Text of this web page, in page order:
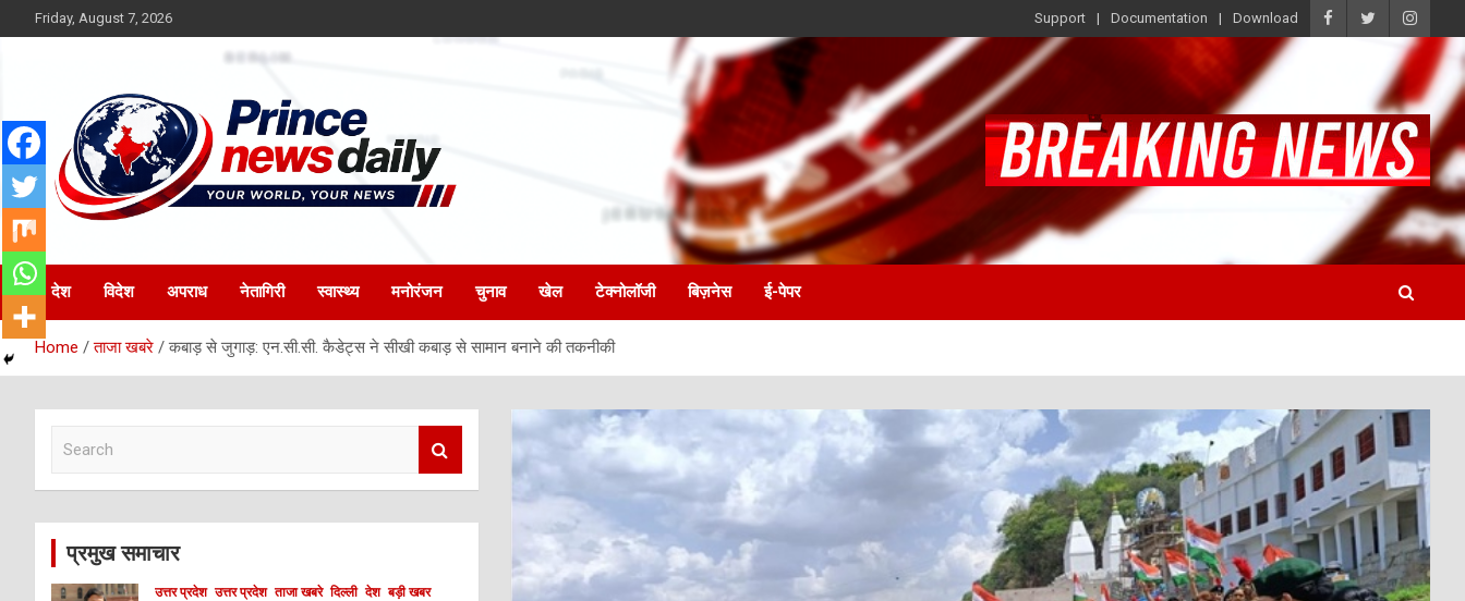
to
Friday, August 7, 2026 Support Documentation Download
Princenews Daily
देश विदेश अपराध नेतागिरी स्वास्थ्य मनोरंजन चुनाव खेल टेक्नोलॉजी बिज़नेस ई-पेपर
Home ताजा खबरे कबाड़ से जुगाड़: एन.सी.सी. कैडेट्स ने सीखी कबाड़ से सामान बनाने की तकनीकी
c
प्रमुख समाचार
उत्तर प्रदेश उत्तर प्रदेश ताजा खबरे दिल्ली देश बड़ी खबर